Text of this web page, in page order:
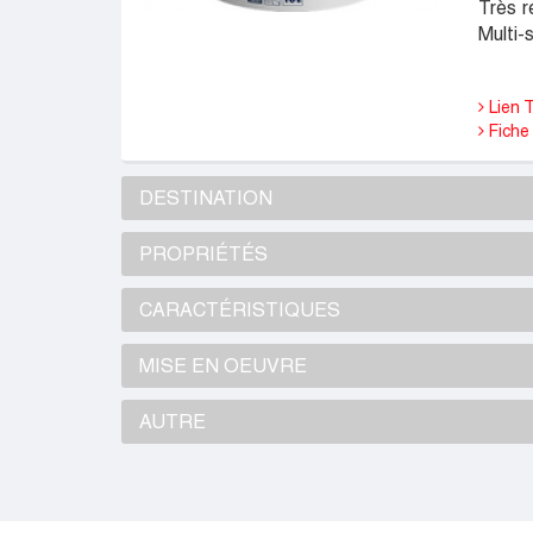
Très
Multi-
Lien
DESTINATION
PROPRIÉTÉS
CARACTÉRISTIQUES
MISE EN OEUVRE
AUTRE